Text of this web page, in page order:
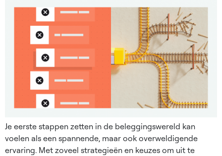
Je eerste stappen zetten in de beleggingswereld kan
voelen als een spannende, maar ook overweldigende
ervaring. Met zoveel strategieën en keuzes om uit te